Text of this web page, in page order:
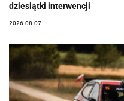
dziesiątki interwencji
2026-08-07